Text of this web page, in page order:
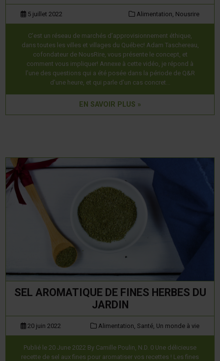
5 juillet 2022 Alimentation, Nousrire
C’est un réseau de marchés d’approvisionnement éthique,
dans toutes les villes et villages du Québec! Adam Taschereau,
cofondateur de NousRire, vous présente le concept, et
comment vous impliquer! Annexe à cette vidéo, je répond à
l’une des questions qui a été posée dans la période de Q&R
d’une heure, et qui parle d’un cas concret…
EN SAVOIR PLUS »
SEL AROMATIQUE DE FINES HERBES DU
JARDIN
20 juin 2022 Alimentation,Santé, Un monde à vie
Publié le 20 June 2022 By Camille Poulin, N.D. 0 Une délicieuse
recette de sel aux fines pour aromatiser vos recettes ! Les fines